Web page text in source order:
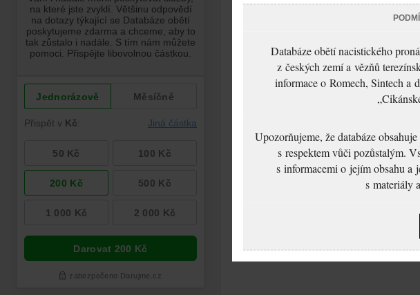
Databáze obětí nacistického
z českých zemí a vězňů
informace o Romech, Sintech a
Upozorňujeme, že databáze
s respektem vůči pozůstalým.
s informacemi o jejím obsahu a
s materiály